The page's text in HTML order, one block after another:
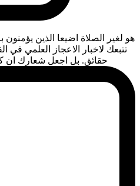
هو لغير الصلاة اضيعا الذين
تتبعك لاخبار الاعجاز العلمي في
حقائق. بل اجعل شعارك ان